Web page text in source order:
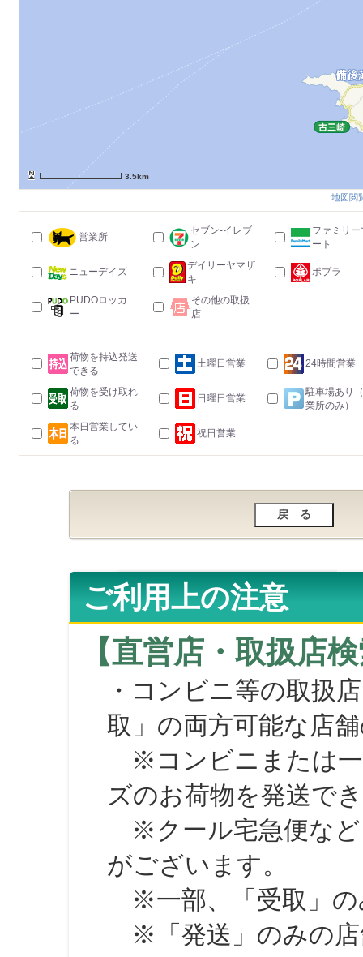
3.5km
地図閲
営業所
セブン-イレブ
ン
ファミリー
ート
ニューデイズ
デイリーヤマザ
キ
ポプラ
PUDOロッカ
ー
その他の取扱
店
荷物を持込発送
できる
土曜日営業 24時間営業
荷物を受け取れ
る
日曜日営業
駐車場あり
業所のみ）
本日営業してい
る
祝日営業
ご利用上の注意
【直営店・取扱店
・コンビニ等の取扱
取」の両方可能な店
※コンビニまたは一
ズのお荷物を発送で
※クール宅急便など
がございます。
※一部、「受取」の
※「発送」のみの店